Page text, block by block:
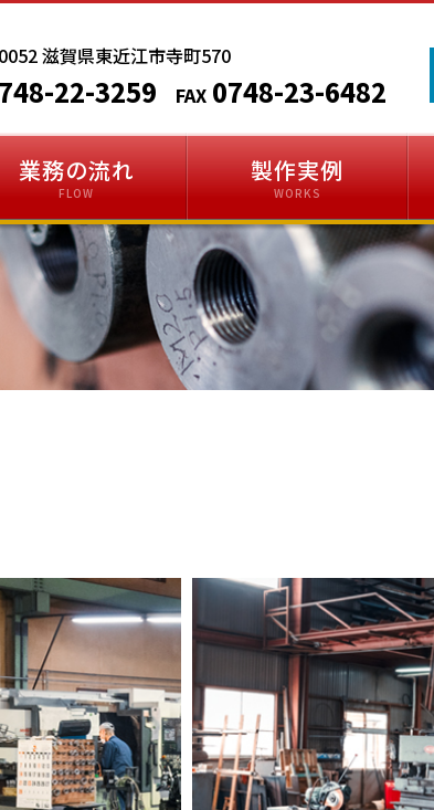
滋賀県東近江市寺町570
22-3259 0748-23-6482
業務の流れ
FLOW
製作実例
WORKS